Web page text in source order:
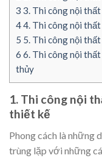
3 3. Thi công nội
44. Thi công nội
5 5. Thi công nội
6 6. Thi công nội thất
thủy
1. Thi công nội
thiết kế
Phong cách là những
trùng lặp với những